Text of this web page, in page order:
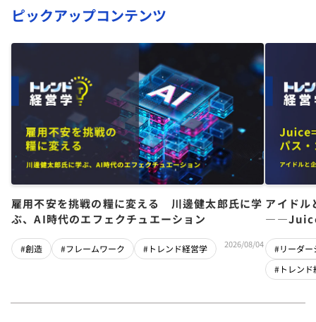
ピックアップコンテンツ
雇用不安を挑戦の糧に変える 川邊健太郎氏に学
ぶ、AI時代のエフェクチュエーション
#創造 #フレームワーク #トレンド経営学 2026/08/04
アイドル
チーム
#リーダー
#トレンド